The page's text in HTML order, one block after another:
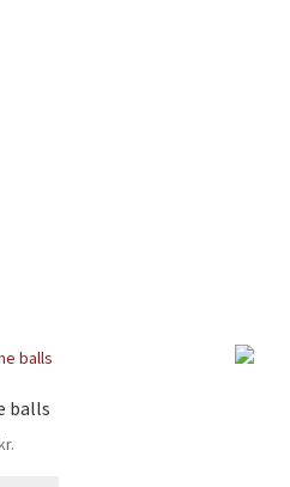
balls